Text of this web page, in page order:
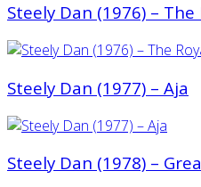
Steely Dan (1976) – The
Steely Dan (1977) ‎– Aja
Steely Dan (1978) ‎–